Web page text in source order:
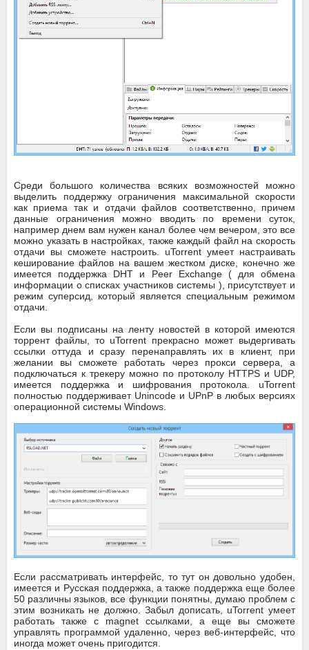
Среди большого количества всяких возможностей можно
выделить поддержку ограничения максимальной скорости
как приема так и отдачи файлов соответственно, причем
данные ограничения можно вводить по времени суток,
например днем вам нужен канал более чем вечером, это все
можно указать в настройках, также каждый файл на скорость
отдачи вы сможете настроить. uTorrent умеет настраивать
кеширование файлов на вашем жестком диске, конечно же
имеется поддержка DHT и Peer Exchange ( для обмена
информации о списках участников системы ), присутствует и
режим суперсид, который является специальным режимом
отдачи.
Если вы подписаны на ленту новостей в которой имеются
торрент файлы, то uTorrent прекрасно может выдергивать
ссылки оттуда и сразу перенаправлять их в клиент, при
желании вы сможете работать через прокси сервера, а
подключаться к трекеру можно по протоколу HTTPS и UDP,
имеется поддержка и шифрования протокола. uTorrent
полностью поддерживает Unincode и UPnP в любых версиях
операционной системы Windows.
Если рассматривать интерфейс, то тут он довольно удобен,
имеется и Русская поддержка, а также поддержка еще более
50 различны языков, все функции понятны, думаю проблем с
этим возникать не должно. Забыл дописать, uTorrent умеет
работать также с magnet ссылками, а еще вы сможете
управлять программой удаленно, через веб-интерфейс, что
иногда может очень пригодится.